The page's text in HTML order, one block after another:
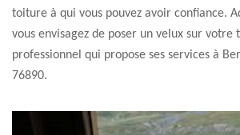
toiture à qui vous pouvez avoir confiance.
vous envisagez de poser un velux sur votre
professionnel qui propose ses services à
76890.